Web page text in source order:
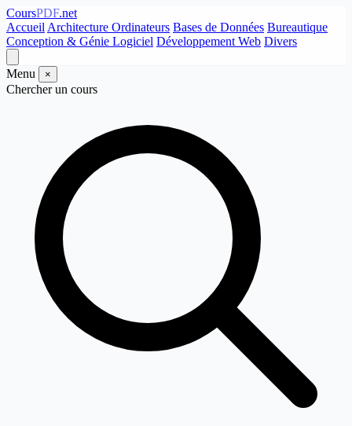
CoursPDF.net
Accueil Architecture Ordinateurs Bases de Données Bureautique
Conception & Génie Logiciel Développement Web Divers
Menu ×
Chercher un cours